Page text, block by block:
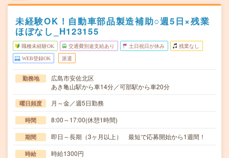
未経験OK！自動車部品製造補助○週5日×残業
ほぼなし_H123155
職種未経験OK 交通費別途支給あり 土日祝日が休み 残業なし
WEB登録OK 派遣
勤務地
広島市安佐北区
あき亀山駅から車14分／可部駅から車20分
曜日頻度 月～金／週5日勤務
時間 8:00～17:00(休憩1時間)
期間 即日～長期（3ヶ月以上） 最短で応募開始から1週間！
時給 時給1300円